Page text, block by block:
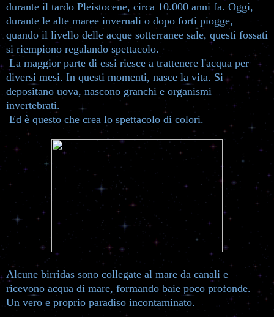
durante il tardo Pleistocene, circa 10.000 anni fa. Oggi,
durante le alte maree invernali o dopo forti piogge,
quando il livello delle acque sotterranee sale, questi fossati
si riempiono regalando spettacolo.
La maggior parte di essi riesce a trattenere l'acqua per
diversi mesi. In questi momenti, nasce la vita. Si
depositano uova, nascono granchi e organismi
invertebrati.
Ed è questo che crea lo spettacolo di colori.
Alcune birridas sono collegate al mare da canali e
ricevono acqua di mare, formando baie poco profonde.
Un vero e proprio paradiso incontaminato.